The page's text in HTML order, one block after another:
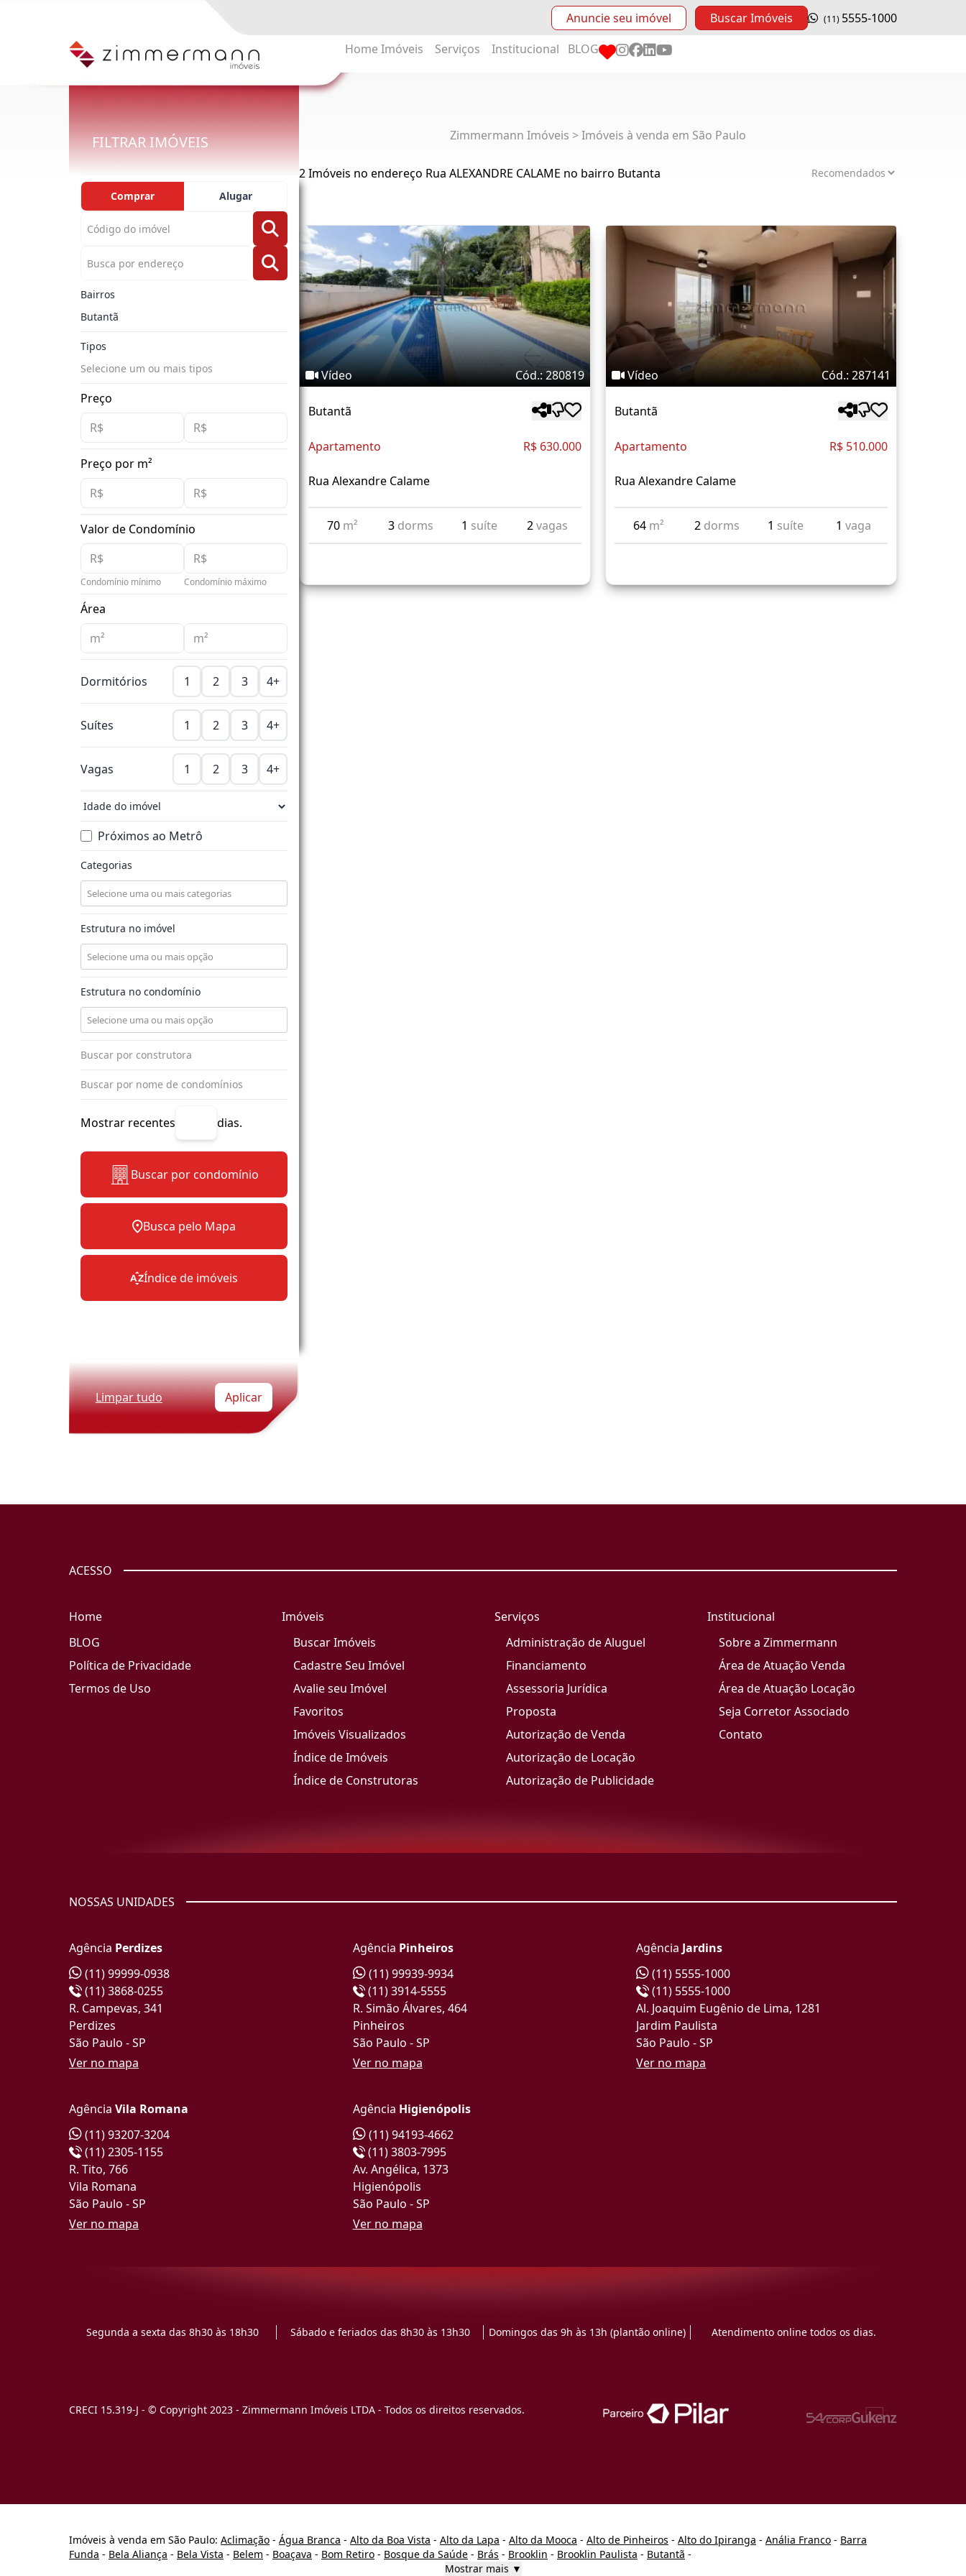
Anuncie seu imóvel Buscar Imóveis (11) 5555-1000
Home Imóveis Serviços Institucional BLOG
FILTRAR IMÓVEIS
Comprar Alugar
Bairros
Butantã
Tipos
Selecione um ou mais tipos
Preço
Preço por m²
Valor de Condomínio
Condomínio mínimo Condomínio máximo
Área
Dormitórios 1 2 3 4+
Suítes 1 2 3 4+
Vagas 1 2 3 4+
Próximos ao Metrô
Categorias
Estrutura no imóvel
Estrutura no condomínio
Mostrar recentes dias.
Buscar por condomínio
Busca pelo Mapa
Índice de imóveis
Limpar tudo Aplicar
Zimmermann Imóveis > Imóveis à venda em São Paulo
2 Imóveis no endereço Rua ALEXANDRE CALAME no bairro Butanta
Vídeo Cód.: 280819
Butantã
Apartamento R$ 630.000
Rua Alexandre Calame
70 m² 3 dorms 1 suíte 2vagas
Vídeo Cód.: 287141
Butantã
Apartamento R$ 510.000
Rua Alexandre Calame
64 m² 2 dorms 1 suíte 1 vaga
ACESSO
Home
BLOG
Política de Privacidade
Termos de Uso
Imóveis
Buscar Imóveis
Cadastre Seu Imóvel
Avalie seu Imóvel
Favoritos
Imóveis Visualizados
Índice de Imóveis
Índice de Construtoras
Serviços
Administração de Aluguel
Financiamento
Assessoria Jurídica
Proposta
Autorização de Venda
Autorização de Locação
Autorização de Publicidade
Institucional
Sobre a Zimmermann
Área de Atuação Venda
Área de Atuação Locação
Seja Corretor Associado
Contato
NOSSAS UNIDADES
Agência Perdizes
(11) 99999-0938
(11) 3868-0255
R. Campevas, 341
Perdizes
São Paulo - SP
Ver no mapa
Agência Pinheiros
(11) 99939-9934
(11) 3914-5555
R. Simão Álvares, 464
Pinheiros
São Paulo - SP
Ver no mapa
Agência Jardins
(11) 5555-1000
(11) 5555-1000
Al. Joaquim Eugênio de Lima, 1281
Jardim Paulista
São Paulo - SP
Ver no mapa
Agência Vila Romana
(11) 93207-3204
(11) 2305-1155
R. Tito, 766
Vila Romana
São Paulo - SP
Ver no mapa
Agência Higienópolis
(11) 94193-4662
(11) 3803-7995
Av. Angélica, 1373
Higienópolis
São Paulo - SP
Ver no mapa
Segunda a sexta das 8h30 às 18h30 Sábado e feriados das 8h30 às 13h30 Domingos das 9h às 13h (plantão online) Atendimento online todos os dias.
CRECI 15.319-J - © Copyright 2023 - Zimmermann Imóveis LTDA - Todos os direitos reservados.
Imóveis à venda em São Paulo: Aclimação - Água Branca - Alto da Boa Vista - Alto da Lapa - Alto da Mooca - Alto de Pinheiros - Alto do Ipiranga - Anália Franco - Barra
Funda - Bela Aliança - Bela Vista - Belem - Boaçava - Bom Retiro - Bosque da Saúde - Brás - Brooklin - Brooklin Paulista - Butantã -
Mostrar mais ▼